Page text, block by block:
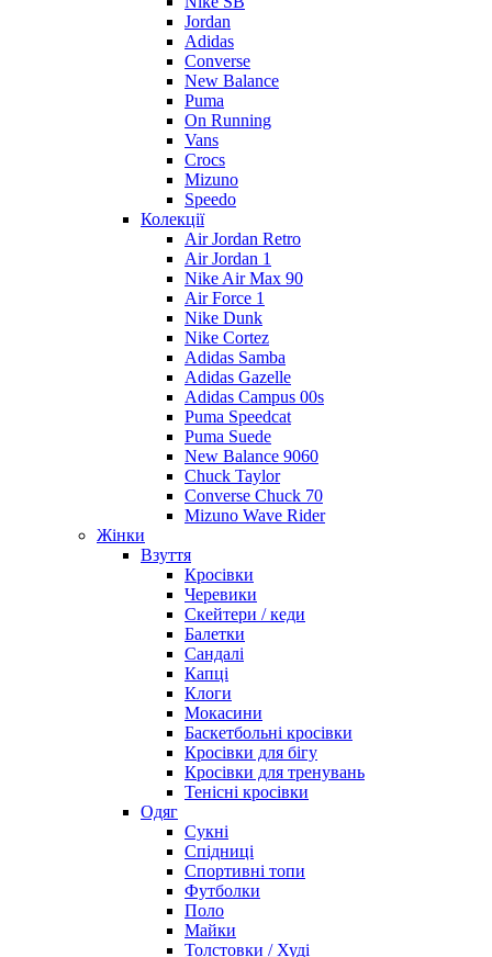
Jordan
Adidas
Converse
New Balance
Puma
On Running
Vans
Crocs
Mizuno
Speedo
Колекції
Air Jordan Retro
Air Jordan 1
Nike Air Max 90
Air Force 1
Nike Dunk
Nike Cortez
Adidas Samba
Adidas Gazelle
Adidas Campus 00s
Puma Speedcat
Puma Suede
New Balance 9060
Chuck Taylor
Converse Chuck 70
Mizuno Wave Rider
Жінки
Взуття
Кросівки
Черевики
Скейтери / кеди
Балетки
Сандалі
Капці
Клоги
Мокасини
Баскетбольні кросівки
Кросівки для бігу
Кросівки для тренувань
Тенісні кросівки
Одяг
Сукні
Спідниці
Спортивні топи
Футболки
Поло
Майки
Толстовки / Худі